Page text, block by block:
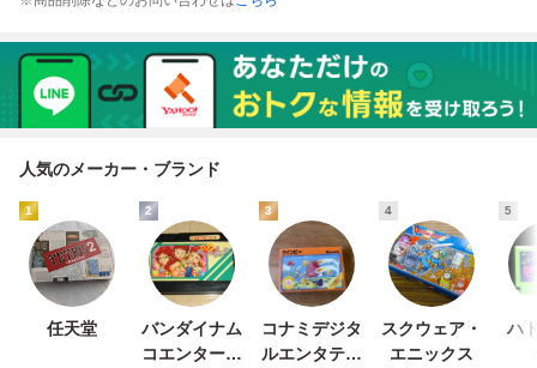
人気のメーカー・ブランド
1
任天堂
2
バンダイナム
コエンターテ
3
コナミデジタ
ルエンタテイ
4
スクウェア・
エニックス
5
ハ